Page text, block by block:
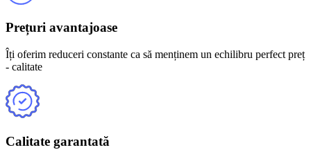
Prețuri avantajoase
Îți oferim reduceri constante ca să menținem un echilibru perfect preț
- calitate
Calitate garantată